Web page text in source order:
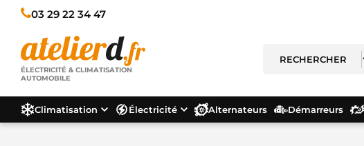
03 29 22 34 47
ÉLECTRICITÉ & CLIMATISATION
AUTOMOBILE
Climatisation Électricité Alternateurs Démarreurs